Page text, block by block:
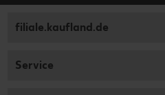
filiale.kaufland.de
Service